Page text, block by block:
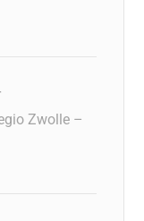
Zwolle –